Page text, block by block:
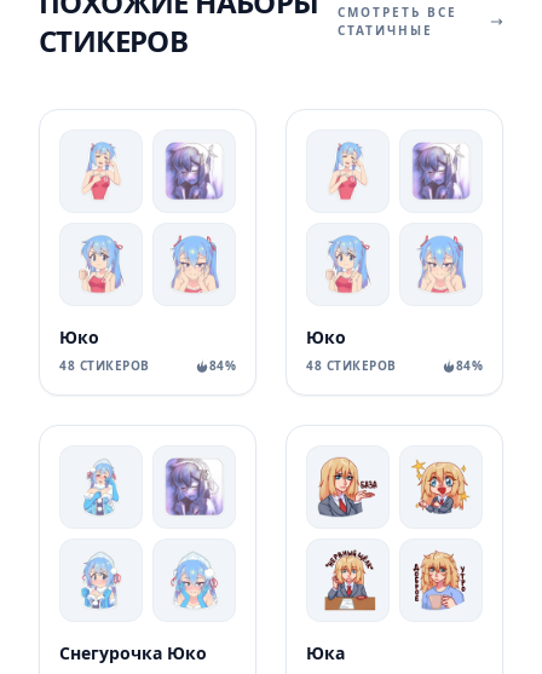
СТИКЕРОВ
СМОТРЕТЬ ВСЕ
СТАТИЧНЫЕ
Юко
48 СТИКЕРОВ 84%
Юко
48 СТИКЕРОВ 84%
Снегурочка Юко Юка